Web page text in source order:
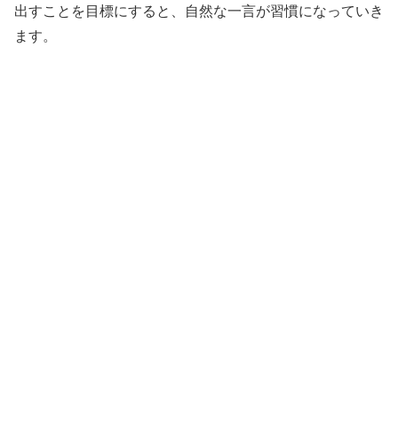
出すことを目標にすると、自然な一言が習慣になっていき
ます。